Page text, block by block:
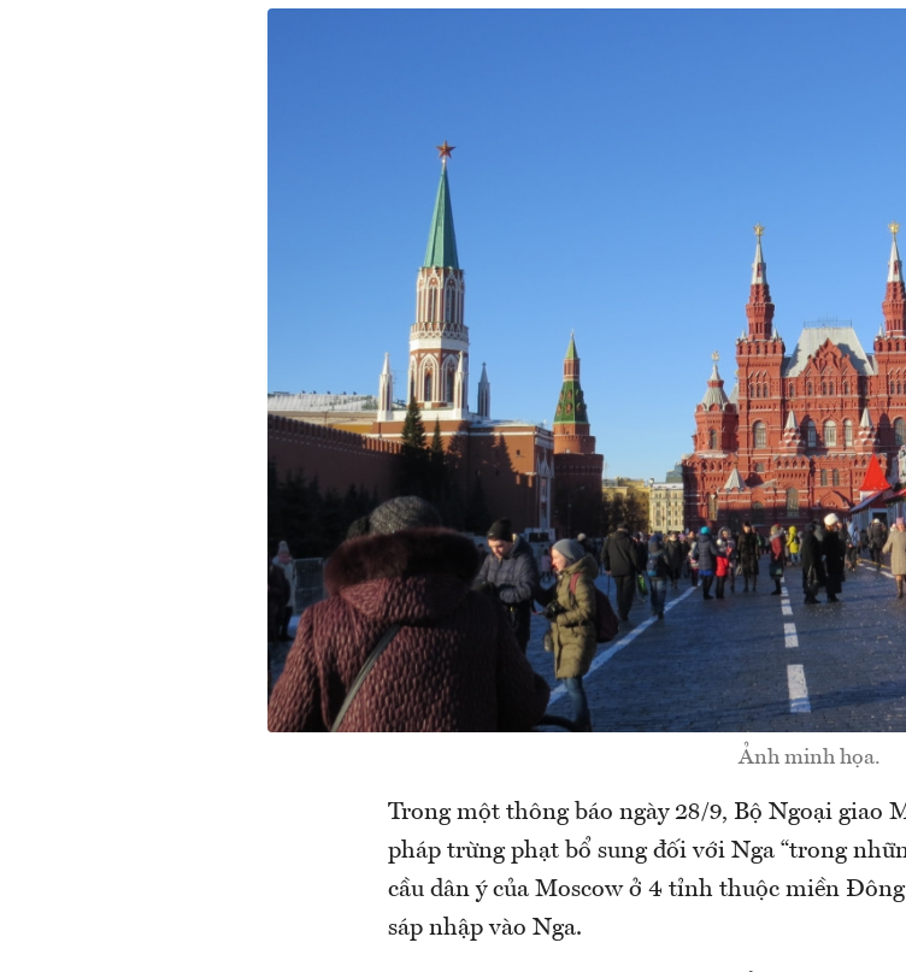
Ảnh minh họa.
Trong một thông báo ngày 28/9, Bộ Ngoại giao
pháp trừng phạt bổ sung đối với Nga “trong
cầu dân ý của Moscow ở 4 tỉnh thuộc miền
sáp nhập vào Nga.